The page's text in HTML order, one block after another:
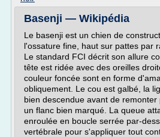
Basenji — Wikipédia
Le basenji est un chien de
l'ossature fine, haut sur pattes par
Le standard FCI décrit son allure
tête est ridée avec des oreilles
couleur foncée sont en forme
obliquement. Le cou est galbé, la
bien descendue avant de
un flanc bien marqué. La queue
enroulée en boucle serrée par-
vertébrale pour s'appliquer tout